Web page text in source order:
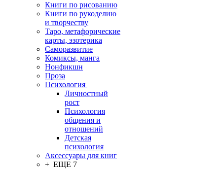
Книги по рисованию
Книги по рукоделию
и творчеству
Таро, метафорические
карты, эзотерика
Саморазвитие
Комиксы, манга
Нонфикшн
Проза
Психология
Личностный
рост
Психология
общения и
отношений
Детская
психология
Аксессуары для книг
+ ЕЩЕ 7